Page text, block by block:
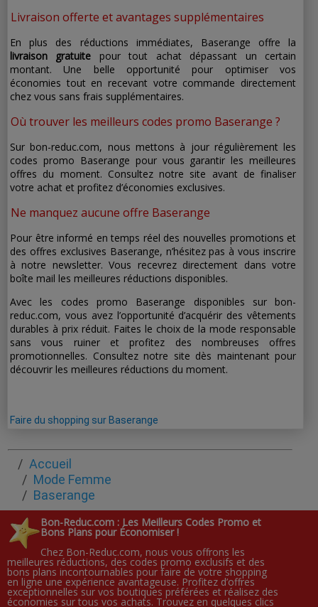
Livraison offerte et avantages supplémentaires
En plus des réductions immédiates, Baserange offre la
livraison gratuite pour tout achat dépassant un certain
montant. Une belle opportunité pour optimiser vos
économies tout en recevant votre commande directement
chez vous sans frais supplémentaires.
Où trouver les meilleurs codes promo Baserange ?
Sur bon-reduc.com, nous mettons à jour régulièrement les
codes promo Baserange pour vous garantir les meilleures
offres du moment. Consultez notre site avant de finaliser
votre achat et profitez d’économies exclusives.
Ne manquez aucune offre Baserange
Pour être informé en temps réel des nouvelles promotions et
des offres exclusives Baserange, n’hésitez pas à vous inscrire
à notre newsletter. Vous recevrez directement dans votre
boîte mail les meilleures réductions disponibles.
Avec les codes promo Baserange disponibles sur bon-
reduc.com, vous avez l’opportunité d’acquérir des vêtements
durables à prix réduit. Faites le choix de la mode responsable
sans vous ruiner et profitez des nombreuses offres
promotionnelles. Consultez notre site dès maintenant pour
découvrir les meilleures réductions du moment.
Faire du shopping sur Baserange
Accueil
Mode Femme
Baserange
Bon-Reduc.com : Les Meilleurs Codes Promo et
Bons Plans pour Économiser !
Chez Bon-Reduc.com, nous vous offrons les
meilleures réductions, des codes promo exclusifs et des
bons plans incontournables pour faire de votre shopping
en ligne une expérience avantageuse. Profitez d’offres
exceptionnelles sur vos boutiques préférées et réalisez des
économies sur tous vos achats. Trouvez en quelques clics